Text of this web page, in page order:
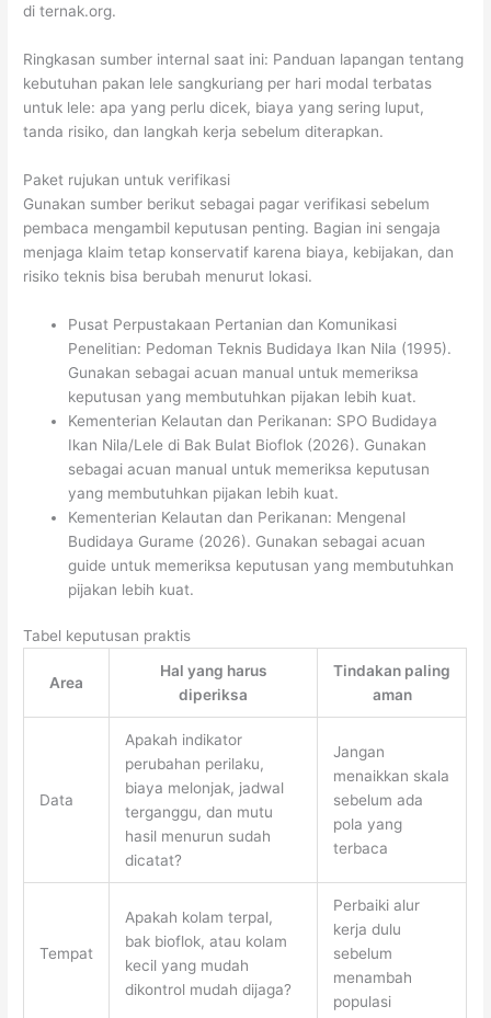
di ternak.org.
Ringkasan sumber internal saat ini: Panduan lapangan tentang
kebutuhan pakan lele sangkuriang per hari modal terbatas
untuk lele: apa yang perlu dicek, biaya yang sering luput,
tanda risiko, dan langkah kerja sebelum diterapkan.
Paket rujukan untuk verifikasi
Gunakan sumber berikut sebagai pagar verifikasi sebelum
pembaca mengambil keputusan penting. Bagian ini sengaja
menjaga klaim tetap konservatif karena biaya, kebijakan, dan
risiko teknis bisa berubah menurut lokasi.
Pusat Perpustakaan Pertanian dan Komunikasi
Penelitian: Pedoman Teknis Budidaya Ikan Nila (1995).
Gunakan sebagai acuan manual untuk memeriksa
keputusan yang membutuhkan pijakan lebih kuat.
Kementerian Kelautan dan Perikanan: SPO Budidaya
Ikan Nila/Lele di Bak Bulat Bioflok (2026). Gunakan
sebagai acuan manual untuk memeriksa keputusan
yang membutuhkan pijakan lebih kuat.
Kementerian Kelautan dan Perikanan: Mengenal
Budidaya Gurame (2026). Gunakan sebagai acuan
guide untuk memeriksa keputusan yang membutuhkan
pijakan lebih kuat.
Tabel keputusan praktis
Area
Hal yang harus
diperiksa
Tindakan paling
aman
Data
Apakah indikator
perubahan perilaku,
biaya melonjak, jadwal
terganggu, dan mutu
hasil menurun sudah
dicatat?
Jangan
menaikkan skala
sebelum ada
pola yang
terbaca
Tempat
Apakah kolam terpal,
bak bioflok, atau kolam
kecil yang mudah
dikontrol mudah dijaga?
Perbaiki alur
kerja dulu
sebelum
menambah
populasi